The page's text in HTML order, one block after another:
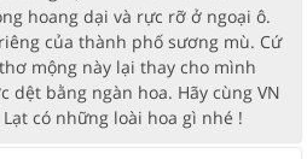
hoang dại và rực rỡ ở ngoại ô.
của thành phố sương mù. Cứ
mộng này lại thay cho mình
dệt bằng ngàn hoa. Hãy cùng VN
có những loài hoa gì nhé !